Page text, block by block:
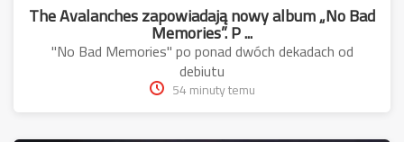
The Avalanches zapowiadają nowy album „No Bad
Memories”. P ...
"No Bad Memories" po ponad dwóch dekadach od
debiutu
54 minuty temu